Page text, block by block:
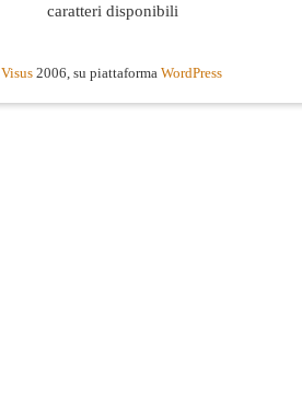
caratteri disponibili
Visus 2006, su piattaforma WordPress